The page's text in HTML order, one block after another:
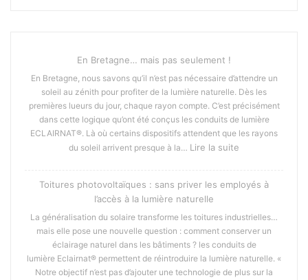
En Bretagne… mais pas seulement !
En Bretagne, nous savons qu’il n’est pas nécessaire d’attendre un
soleil au zénith pour profiter de la lumière naturelle. Dès les
premières lueurs du jour, chaque rayon compte. C’est précisément
dans cette logique qu’ont été conçus les conduits de lumière
ECLAIRNAT®. Là où certains dispositifs attendent que les rayons
du soleil arrivent presque à la… Lire la suite
mais
seulement
!
Toitures photovoltaïques : sans priver les employés à
l’accès à la lumière naturelle
La généralisation du solaire transforme les toitures industrielles…
mais elle pose une nouvelle question : comment conserver un
éclairage naturel dans les bâtiments ? les conduits de
lumière Eclairnat® permettent de réintroduire la lumière naturelle. «
Notre objectif n’est pas d’ajouter une technologie de plus sur la